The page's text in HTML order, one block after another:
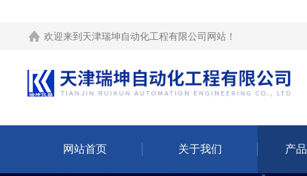
欢迎来到 天津瑞坤自动化工程有限公司网站 ！
网站首页 关于我们 产